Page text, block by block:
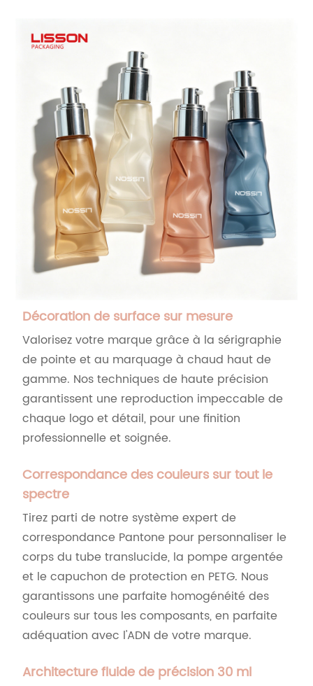
Décoration de surface sur mesure
Valorisez votre marque grâce à la sérigraphie
de pointe et au marquage à chaud haut de
gamme. Nos techniques de haute précision
garantissent une reproduction impeccable de
chaque logo et détail, pour une finition
professionnelle et soignée.
Correspondance des couleurs sur tout le
spectre
Tirez parti de notre système expert de
correspondance Pantone pour personnaliser le
corps du tube translucide, la pompe argentée
et le capuchon de protection en PETG. Nous
garantissons une parfaite homogénéité des
couleurs sur tous les composants, en parfaite
adéquation avec l'ADN de votre marque.
Architecture fluide de précision 30 ml